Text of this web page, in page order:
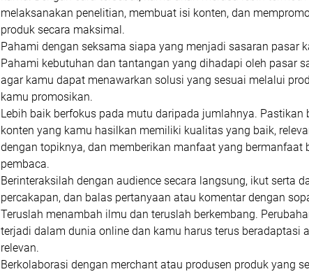
melaksanakan penelitian, membuat isi konten, dan
produk secara maksimal.
Pahami dengan seksama siapa yang menjadi sasaran pasar
Pahami kebutuhan dan tantangan yang dihadapi oleh pasar
agar kamu dapat menawarkan solusi yang sesuai melalui
kamu promosikan.
Lebih baik berfokus pada mutu daripada jumlahnya. Pastikan
konten yang kamu hasilkan memiliki kualitas yang baik,
dengan topiknya, dan memberikan manfaat yang bermanfaat
pembaca.
Berinteraksilah dengan audience secara langsung, ikut serta
percakapan, dan balas pertanyaan atau komentar dengan
Teruslah menambah ilmu dan teruslah berkembang.
terjadi dalam dunia online dan kamu harus terus beradaptasi
relevan.
Berkolaborasi dengan merchant atau produsen produk yang